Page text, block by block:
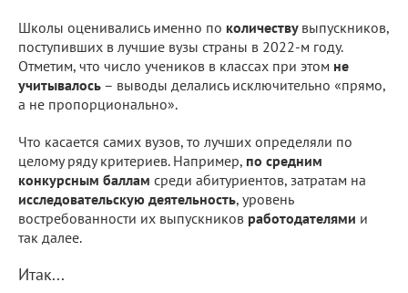
Школы оценивались именно по количеству выпускников,
поступивших в лучшие вузы страны в 2022-м году.
Отметим, что число учеников в классах при этом не
учитывалось – выводы делались исключительно «прямо,
а не пропорционально».
Что касается самих вузов, то лучших определяли по
целому ряду критериев. Например, по средним
конкурсным баллам среди абитуриентов, затратам на
исследовательскую деятельность, уровень
востребованности их выпускников работодателями и
так далее.
Итак...